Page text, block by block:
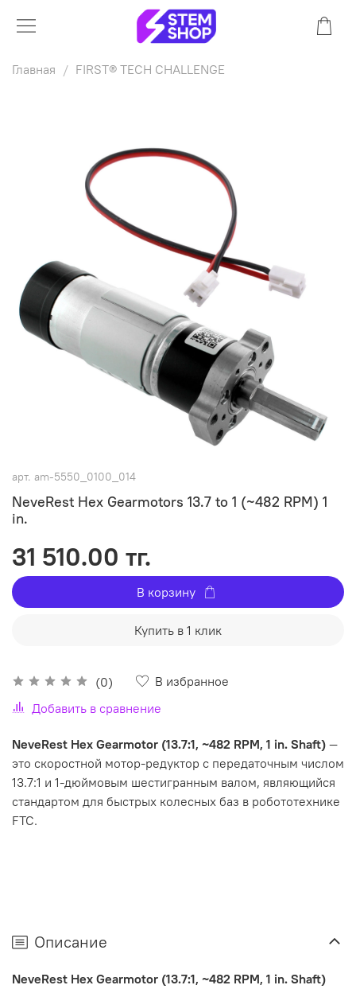
Главная FIRST® TECH CHALLENGE
арт. am-5550_0100_014
NeveRest Hex Gearmotors 13.7 to 1 (~482 RPM) 1
in.
(0)
В избранное
Добавить в сравнение
31 510.00 тг.
В корзину
Купить в 1 клик
NeveRest Hex Gearmotor (13.7:1, ~482 RPM, 1 in. Shaft) —
это скоростной мотор-редуктор с передаточным числом
13.7:1 и 1-дюймовым шестигранным валом, являющийся
стандартом для быстрых колесных баз в робототехнике
FTC.
Описание
NeveRest Hex Gearmotor (13.7:1, ~482 RPM, 1 in. Shaft)